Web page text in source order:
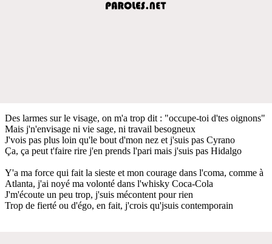
Des larmes sur le visage, on m'a trop dit : "occupe-toi d'tes oignons"
Mais j'n'envisage ni vie sage, ni travail besogneux
J'vois pas plus loin qu'le bout d'mon nez et j'suis pas Cyrano
Ça, ça peut t'faire rire j'en prends l'pari mais j'suis pas Hidalgo
Y'a ma force qui fait la sieste et mon courage dans l'coma, comme à
Atlanta, j'ai noyé ma volonté dans l'whisky Coca-Cola
J'm'écoute un peu trop, j'suis mécontent pour rien
Trop de fierté ou d'égo, en fait, j'crois qu'jsuis contemporain